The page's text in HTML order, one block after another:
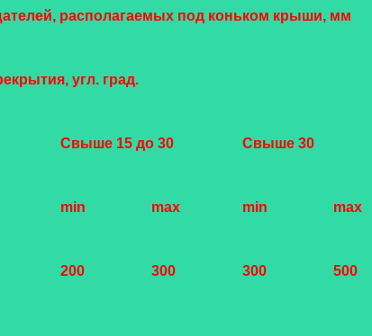
располагаемых под коньком крыши, мм
угл. град.
Свыше 15 до 30 Свыше 30
min max min max
200 300 300 500